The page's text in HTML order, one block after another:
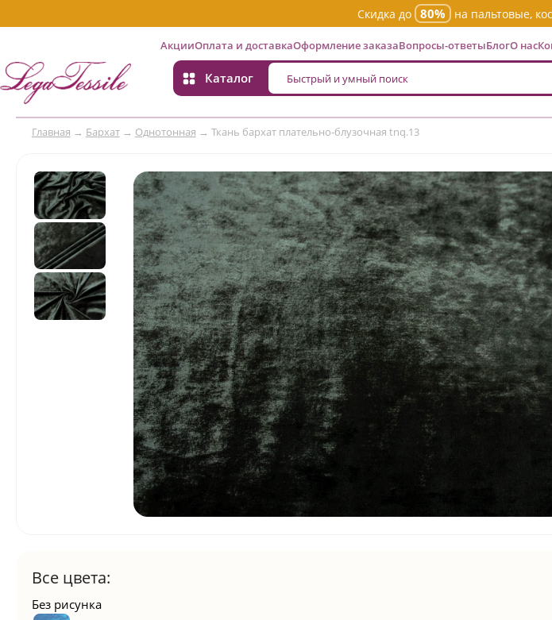
Скидка до 80% на пальтовые,
АкцииОплата и доставкаОформление заказаВопросы-ответыБлогО нас
Каталог
Главная → Бархат→ Однотонная → Ткань бархат плательно-блузочная tnq.13
Все цвета:
Без рисунка